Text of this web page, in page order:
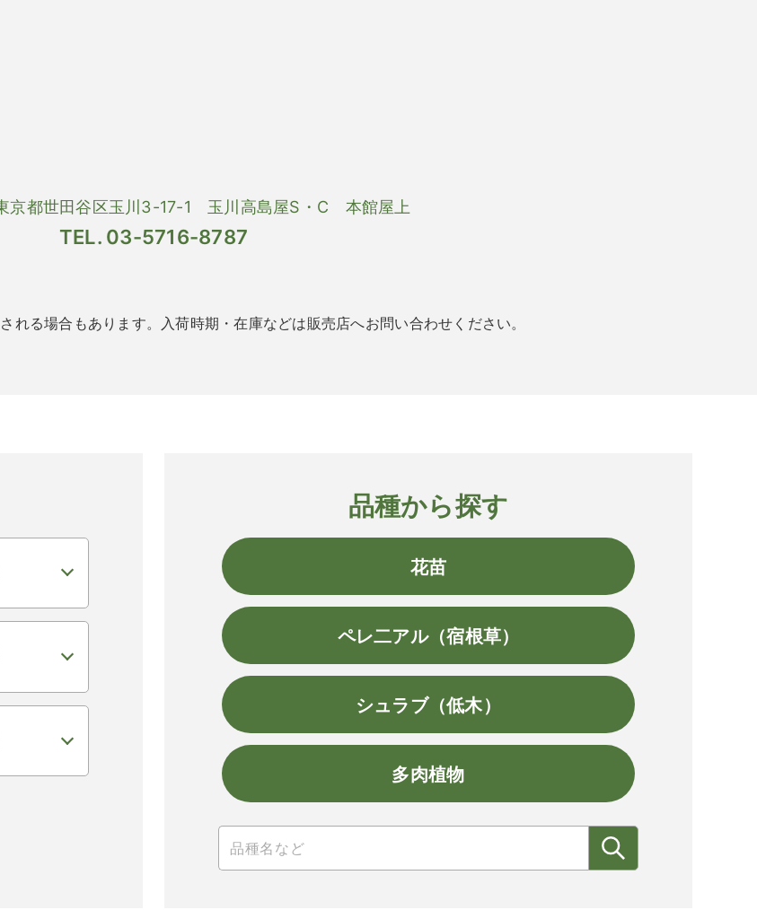
京都世田谷区玉川3-17-1 玉川高島屋S・C 本館屋上
TEL. 03-5716-8787
れる場合もあります。入荷時期・在庫などは販売店へお問い合わせください。
品種から探す
花苗
ペレ二アル（宿根草）
シュラブ（低木）
多肉植物